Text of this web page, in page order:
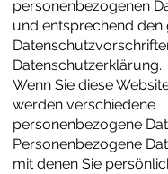
personenbezogenen
und entsprechend den
Datenschutzerklärung.
Wenn Sie diese
werden verschiedene
personenbezogene
Personenbezogene
mit denen Sie